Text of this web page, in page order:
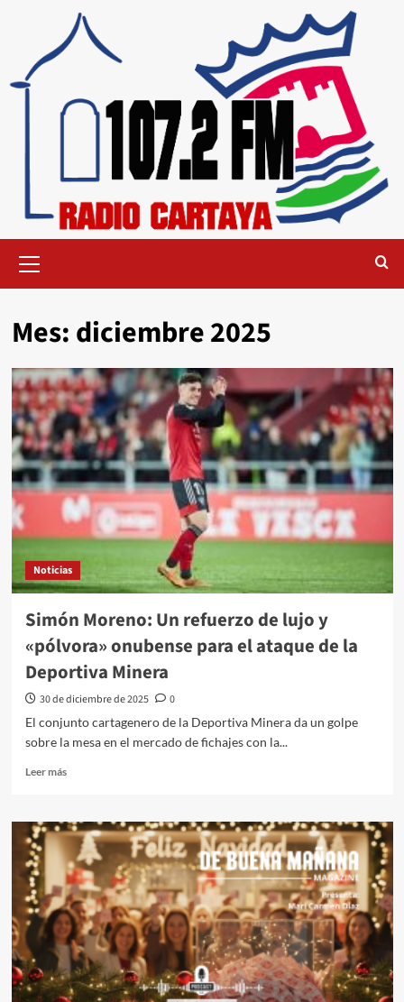
Mes:diciembre 2025
Noticias
Simón Moreno: Un refuerzo de lujo y
«pólvora» onubense para el ataque de la
Deportiva Minera
30 de diciembre de 2025
0
El conjunto cartagenero de la Deportiva Minera da un golpe
sobre la mesa en el mercado de fichajes con la...
Leer más